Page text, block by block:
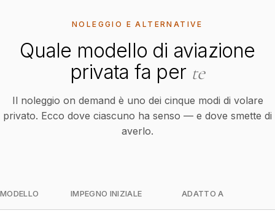
NOLEGGIO E ALTERNATIVE
Quale modello di aviazione
privata fa per te
Il noleggio on demand è uno dei cinque modi di volare
privato. Ecco dove ciascuno ha senso — e dove smette di
averlo.
MODELLO IMPEGNO INIZIALE ADATTO A